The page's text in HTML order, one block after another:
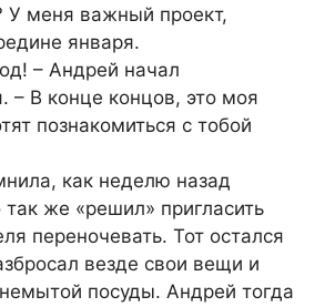
У меня важный проект,
января.
– Андрей начал
– В конце концов, это моя
познакомиться с тобой
как неделю назад
же «решил» пригласить
переночевать. Тот остался
везде свои вещи и
посуды. Андрей тогда